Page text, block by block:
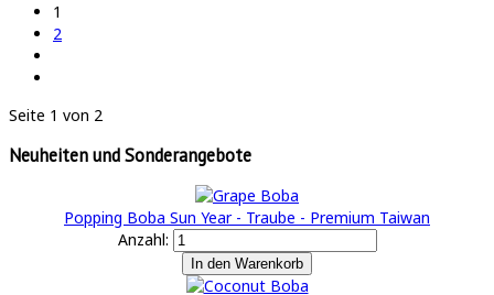
1
2
Seite 1 von 2
Neuheiten und Sonderangebote
Popping Boba Sun Year - Traube - Premium Taiwan
Anzahl: